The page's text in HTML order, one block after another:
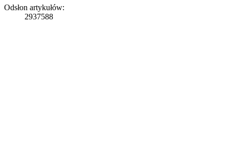
Odsłon artykułów:
2937588